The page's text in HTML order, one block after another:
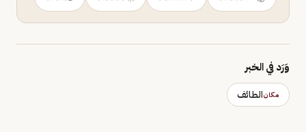
وَرَد في الخبر
مكانالطائف